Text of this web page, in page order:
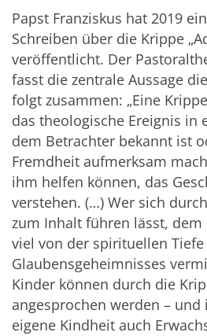
Papst Franziskus hat 2019
Schreiben über die Krippe
veröffentlicht. Der
fasst die zentrale Aussage
folgt zusammen: „Eine
das theologische Ereignis in
dem Betrachter bekannt ist
Fremdheit aufmerksam
ihm helfen können, das
verstehen. (…) Wer sich
zum Inhalt führen lässt, dem
viel von der spirituellen Tiefe
Glaubensgeheimnisses
Kinder können durch die
angesprochen werden –
eigene Kindheit auch